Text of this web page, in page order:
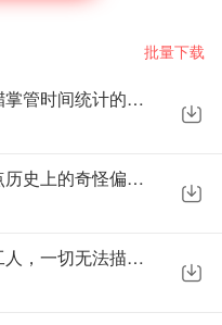
批量下载
Vol.014｜柳比歇夫：古希腊掌管时间统计的神，将人生每一秒利用到极致，每天睡十小时
Vol.013｜疯狂医学史：盘点历史上的奇怪偏方药，干净又卫生嗷朋友们！
Vol.012｜变形记：当代打工人，一切无法描述之痛苦的终极嘴替